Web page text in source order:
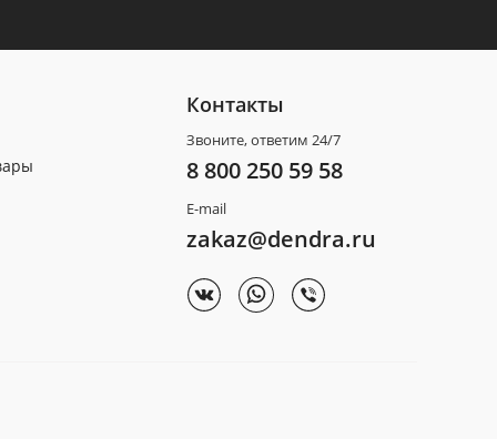
Контакты
Звоните, ответим 24/7
8 800 250 59 58
E-mail
zakaz@dendra.ru